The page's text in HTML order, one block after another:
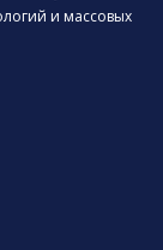
и массовых